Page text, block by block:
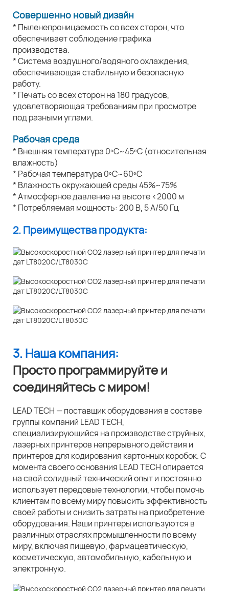
Совершенно новый дизайн
* Пыленепроницаемость со всех сторон, что
обеспечивает соблюдение графика
производства.
* Система воздушного/водяного охлаждения,
обеспечивающая стабильную и безопасную
работу.
* Печать со всех сторон на 180 градусов,
удовлетворяющая требованиям при просмотре
под разными углами.
Рабочая среда
* Внешняя температура 0ºC~45ºC (относительная
влажность)
* Рабочая температура 0ºC~60ºC
* Влажность окружающей среды 45%~75%
* Атмосферное давление на высоте <2000 м
* Потребляемая мощность: 200 В, 5 А/50 Гц
2. Преимущества продукта:
3. Наша компания:
Просто программируйте и
соединяйтесь с миром!
LEAD TECH — поставщик оборудования в составе
группы компаний LEAD TECH,
специализирующийся на производстве струйных,
лазерных принтеров непрерывного действия и
принтеров для кодирования картонных коробок. С
момента своего основания LEAD TECH опирается
на свой солидный технический опыт и постоянно
использует передовые технологии, чтобы помочь
клиентам по всему миру повысить эффективность
своей работы и снизить затраты на приобретение
оборудования. Наши принтеры используются в
различных отраслях промышленности по всему
миру, включая пищевую, фармацевтическую,
косметическую, автомобильную, кабельную и
электронную.